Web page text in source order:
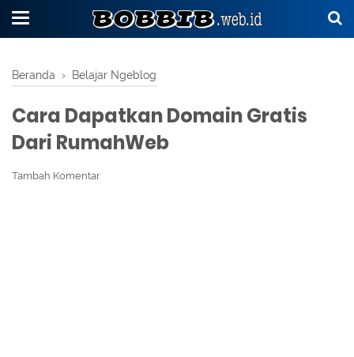
Beranda › Belajar Ngeblog
Cara Dapatkan Domain Gratis
Dari RumahWeb
Tambah Komentar